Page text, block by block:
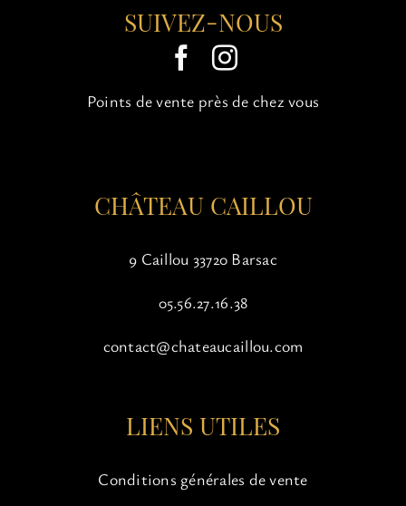
options
peuvent
être
choisies
la
SUIVEZ-NOUS
Points de vente près de chez vous
CHÂTEAU CAILLOU
9 Caillou 33720 Barsac
05.56.27.16.38
contact@chateaucaillou.com
LIENS UTILES
Conditions générales de vente